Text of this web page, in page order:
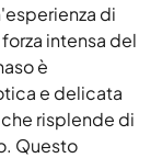
di
intensa del
è
e delicata
risplende di
Questo